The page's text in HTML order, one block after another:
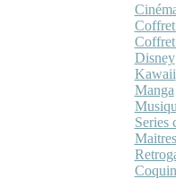
Coffret
Disney
Kawaii
Manga
Series
Coquin